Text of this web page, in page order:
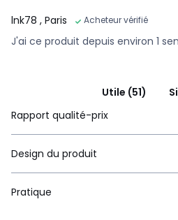
lnk78 , Paris Acheteur vérifié
J'ai ce produit depuis environ 1
Utile (51)
Rapport qualité-prix
Design du produit
Pratique